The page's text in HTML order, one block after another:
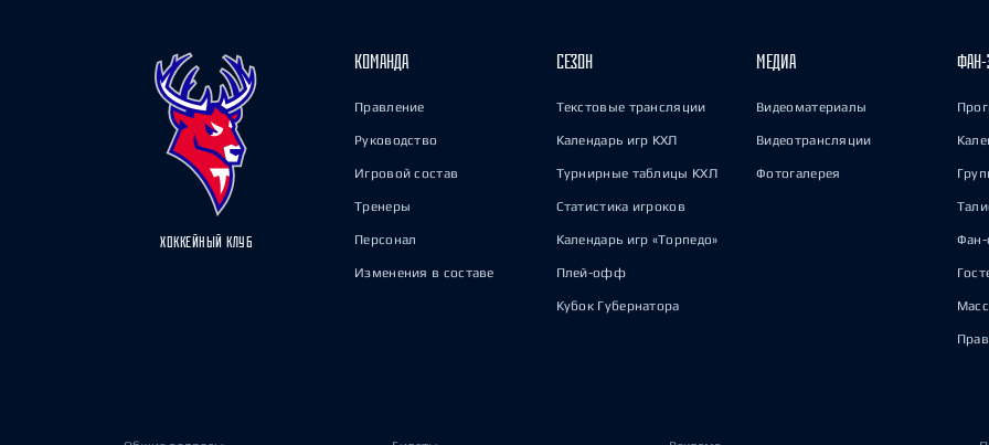
ХОККЕЙНЫЙ КЛУБ
КОМАНДА
Правление
Руководство
Игровой состав
Тренеры
Персонал
Изменения в составе
СЕЗОН
Текстовые трансляции
Календарь игр КХЛ
Турнирные таблицы КХЛ
Статистика игроков
Календарь игр «Торпедо»
Плей-офф
Кубок Губернатора
МЕДИА
Видеоматериалы
Видеотрансляции
Фотогалерея
ФАН-
Фан-